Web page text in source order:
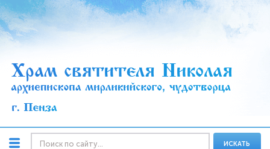
ИСКАТЬ